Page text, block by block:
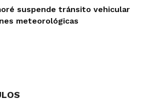
suspende tránsito vehicular
meteorológicas